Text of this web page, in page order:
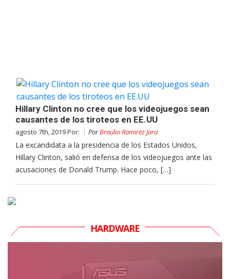
Hillary Clinton no cree que los videojuegos sean
causantes de los tiroteos en EE.UU
agosto 7th, 2019 Por: PorBraulio Ramirez Jara
La excandidata a la presidencia de los Estados Unidos,
Hillary Clinton, salió en defensa de los videojuegos ante las
acusaciones de Donald Trump. Hace poco, […]
HARDWARE